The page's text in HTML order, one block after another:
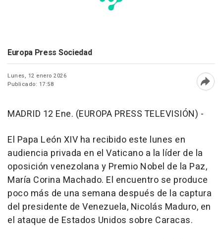
Europa Press Sociedad
Lunes, 12 enero 2026
Publicado: 17:58
MADRID 12 Ene. (EUROPA PRESS TELEVISIÓN) -
El Papa León XIV ha recibido este lunes en
audiencia privada en el Vaticano a la líder de la
oposición venezolana y Premio Nobel de la Paz,
María Corina Machado. El encuentro se produce
poco más de una semana después de la captura
del presidente de Venezuela, Nicolás Maduro, en
el ataque de Estados Unidos sobre Caracas.